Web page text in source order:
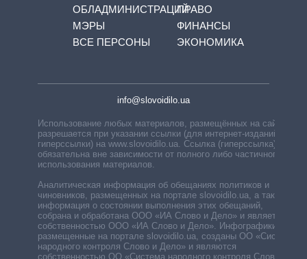
ОБЛАДМИНИСТРАЦИЙ
МЭРЫ
ВСЕ ПЕРСОНЫ
ПРАВО
ФИНАНСЫ
ЭКОНОМИКА
info@slovoidilo.ua
Использование любых материалов, размещённых на сайте,
разрешается при указании ссылки (для интернет-изданий —
гиперссылки) на www.slovoidilo.ua. Ссылка (гиперссылка)
обязательна вне зависимости от полного либо частичного
использования материалов.
Аналитическая информация об обещаниях политиков и
чиновников, размещенных на портале slovoidilo.ua, а также
информация о состоянии выполнения этих обещаний,
собрана и обработана ООО «ИА Слово и Дело» и является
собственностью ООО «ИА Слово и Дело». Инфографики,
размещенные на портале slovoidilo.ua, созданы ОО «Система
народного контроля Слово и Дело» и являются
собственностью ОО «Система народного контроля Слово и